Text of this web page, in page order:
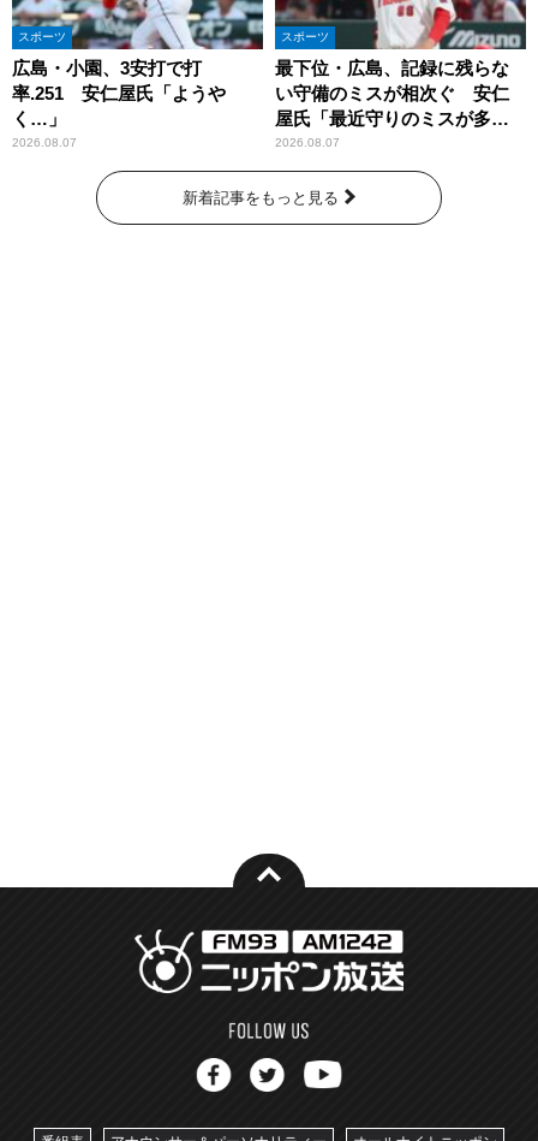
スポーツ
広島・小園、3安打で打
率.251 安仁屋氏「ようや
く…」
2026.08.07
スポーツ
最下位・広島、記録に残らな
い守備のミスが相次ぐ 安仁
屋氏「最近守りのミスが多
い」
2026.08.07
新着記事をもっと見る